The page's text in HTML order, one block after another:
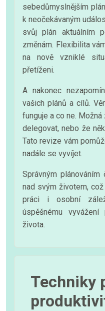
sebedůmyslnějším
k neočekávaným
svůj plán aktuálním
změnám. Flexibilita
na nově vzniklé
přetíženi.
A nakonec
vašich plánů a cílů.
funguje a co ne.
delegovat, nebo že
Tato revize vám
nadále se vyvíjet.
Správným
nad svým životem,
práci i osobní
úspěšnému vyvážení
života.
Techniky